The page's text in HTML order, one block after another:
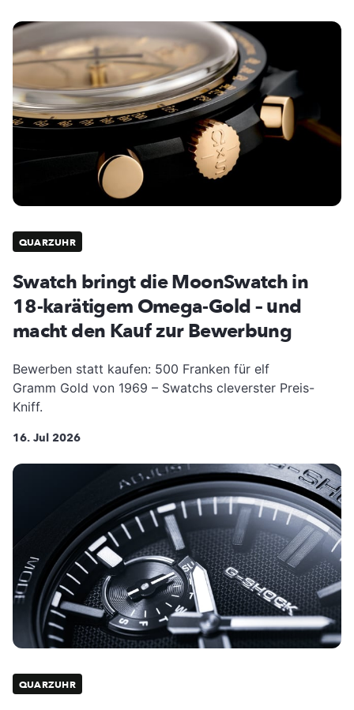
QUARZUHR
Swatch bringt die MoonSwatch in
18-karätigem Omega-Gold – und
macht den Kauf zur Bewerbung
Bewerben statt kaufen: 500 Franken für elf
Gramm Gold von 1969 – Swatchs cleverster Preis-
Kniff.
16. Jul 2026
QUARZUHR